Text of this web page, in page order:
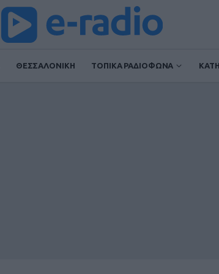
ΘΕΣΣΑΛΟΝΙΚΗ ΤΟΠΙΚΑ ΡΑΔΙΟΦΩΝΑ